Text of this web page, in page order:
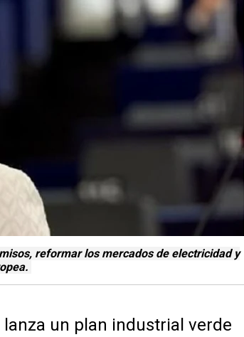
reformar los mercados de electricidad y
lanza un plan industrial verde